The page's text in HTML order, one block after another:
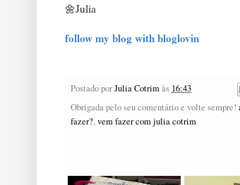
🌼Julia
follow my blog with bloglovin
Postado porJulia Cotrimàs 16:43
Obrigada pelo seu comentário e volte sempre!
fazer?,vem fazer com julia cotrim